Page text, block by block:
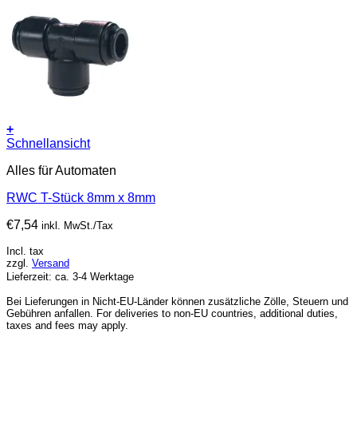
+
Schnellansicht
Alles für Automaten
RWC T-Stück 8mm x 8mm
€7,54 inkl. MwSt./Tax
Incl. tax
zzgl. Versand
Lieferzeit: ca. 3-4 Werktage
Bei Lieferungen in Nicht-EU-Länder können zusätzliche Zölle, Steuern und
Gebühren anfallen. For deliveries to non-EU countries, additional duties,
taxes and fees may apply.